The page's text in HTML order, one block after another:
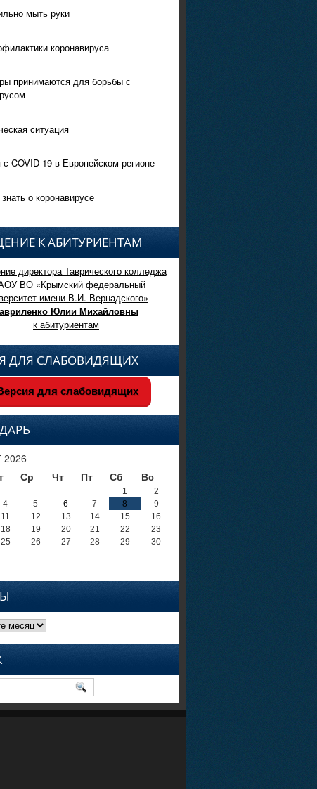
мыть руки
коронавируса
принимаются для борьбы с
ситуация
с COVID-19 в Европейском регионе
о коронавирусе
К АБИТУРИЕНТАМ
директора Таврического колледжа
ВО «Крымский федеральный
имени В.И. Вернадского»
Юлии Михайловны
к абитуриентам
ДЛЯ СЛАБОВИДЯЩИХ
для слабовидящих
Ср Чт Пт Сб Вс
1
2
4 5 6 7 8
9
11 12 13 14 15
16
18 19 20 21 22
23
25 26 27 28 29
30